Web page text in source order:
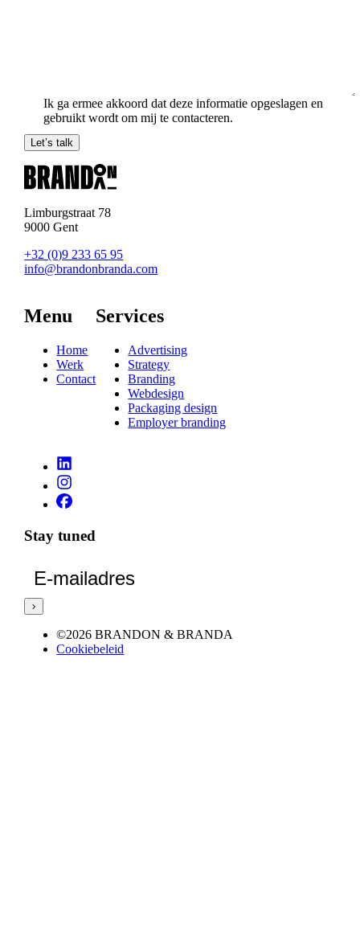
Ik ga ermee akkoord dat deze informatie opgeslagen en
gebruikt wordt om mij te contacteren.
Let’s talk
Limburgstraat 78
9000 Gent
+32 (0)9 233 65 95
info@brandonbranda.com
Menu
Home
Werk
Contact
Services
Advertising
Strategy
Branding
Webdesign
Packaging design
Employer branding
Stay tuned
©2026 BRANDON & BRANDA
Cookiebeleid